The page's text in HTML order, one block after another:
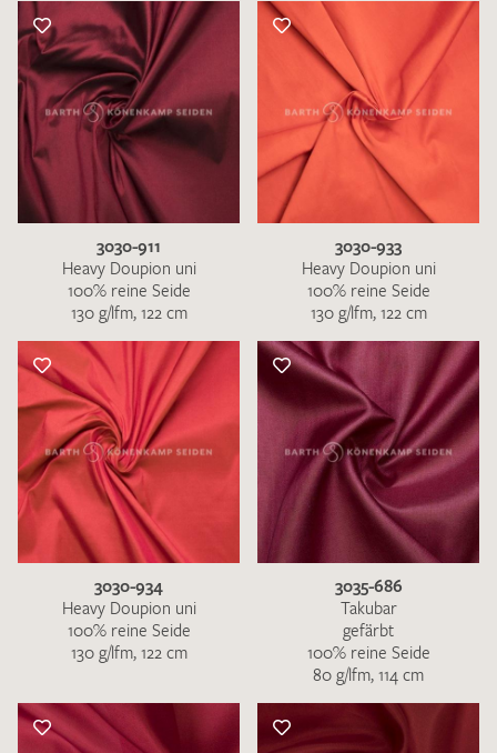
3030-911
Heavy Doupion uni
100% reine Seide
130 g/lfm, 122 cm
3030-933
Heavy Doupion uni
100% reine Seide
130 g/lfm, 122 cm
3030-934
Heavy Doupion uni
100% reine Seide
130 g/lfm, 122 cm
3035-686
Takubar
gefärbt
100% reine Seide
80 g/lfm, 114 cm